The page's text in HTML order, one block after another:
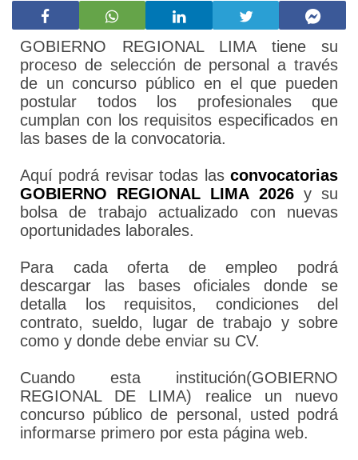
GOBIERNO REGIONAL LIMA tiene su
proceso de selección de personal a través
de un concurso público en el que pueden
postular todos los profesionales que
cumplan con los requisitos especificados en
las bases de la convocatoria.
Aquí podrá revisar todas las convocatorias
GOBIERNO REGIONAL LIMA 2026y su
bolsa de trabajo actualizado con nuevas
oportunidades laborales.
Para cada oferta de empleo podrá
descargar las bases oficiales donde se
detalla los requisitos, condiciones del
contrato, sueldo, lugar de trabajo y sobre
como y donde debe enviar su CV.
Cuando esta institución(GOBIERNO
REGIONAL DE LIMA) realice un nuevo
concurso público de personal, usted podrá
informarse primero por esta página web.